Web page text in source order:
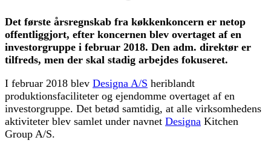
Det første årsregnskab fra køkkenkoncern er netop
offentliggjort, efter koncernen blev overtaget af en
investorgruppe i februar 2018. Den adm. direktør er
tilfreds, men der skal stadig arbejdes fokuseret.
I februar 2018 blev Designa A/S heriblandt
produktionsfaciliteter og ejendomme overtaget af en
investorgruppe. Det betød samtidig, at alle virksomhedens
aktiviteter blev samlet under navnet Designa Kitchen
Group A/S.